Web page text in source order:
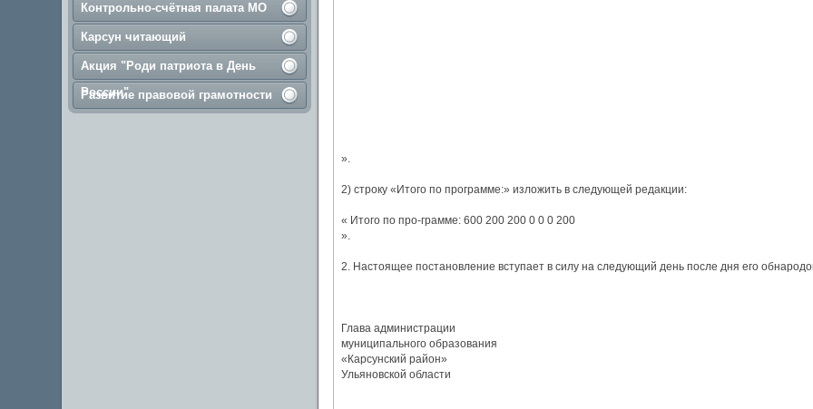
Контрольно-счётная палата МО
Карсун читающий
Акция "Роди патриота в День
России"
Развитие правовой грамотности
».
2) строку «Итого по программе:» изложить в следующей редакции:
« Итого по про-грамме: 600 200 200 0 0 0 200
».
2. Настоящее постановление вступает в силу на следующий день после дня его
Глава администрации
муниципального образования
«Карсунский район»
Ульяновской области